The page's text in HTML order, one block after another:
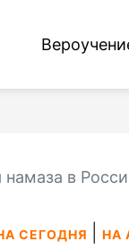
в
СЕГОДНЯ НА